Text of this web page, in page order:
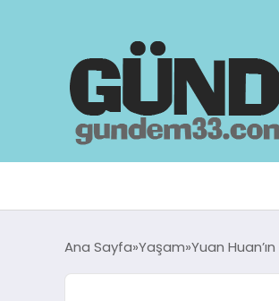
Ana Sayfa Yaşam Yuan